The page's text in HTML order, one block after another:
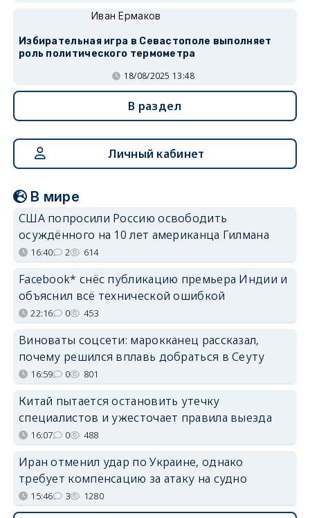
Иван Ермаков
Избирательная игра в Севастополе выполняет
роль политического термометра
18/08/2025 13:48
В раздел
Личный кабинет
В мире
США попросили Россию освободить
осуждённого на 10 лет американца Гилмана
16:40 2 614
Facebook* снёс публикацию премьера Индии и
объяснил всё технической ошибкой
22:16 0 453
Виноваты соцсети: марокканец рассказал,
почему решился вплавь добраться в Сеуту
16:59 0 801
Китай пытается остановить утечку
специалистов и ужесточает правила выезда
16:07 0 488
Иран отменил удар по Украине, однако
требует компенсацию за атаку на судно
15:46 3 1280